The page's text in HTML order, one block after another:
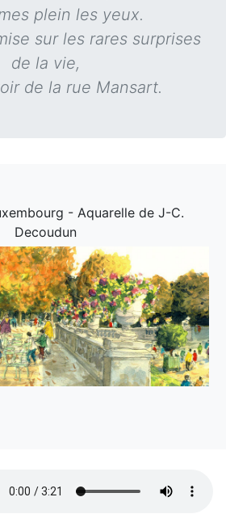
plein les yeux.
sur les rares surprises
de la vie,
de la rue Mansart.
- Aquarelle de J-C.
Decoudun